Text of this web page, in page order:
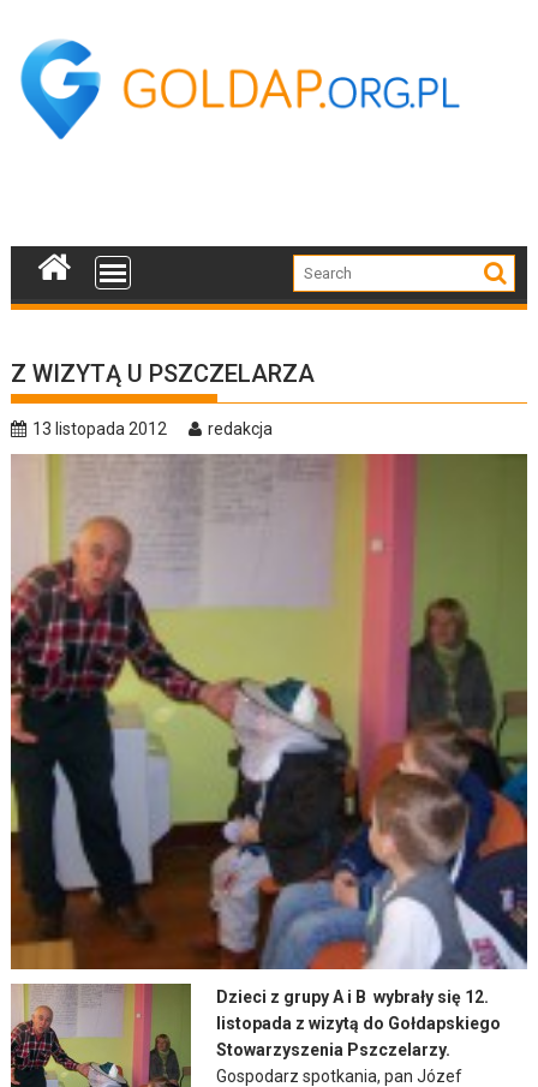
content
Z WIZYTĄ U PSZCZELARZA
13 listopada 2012 redakcja
Dzieci z grupy A i B wybrały się 12.
listopada z wizytą do Gołdapskiego
Stowarzyszenia Pszczelarzy.
Gospodarz spotkania, pan Józef